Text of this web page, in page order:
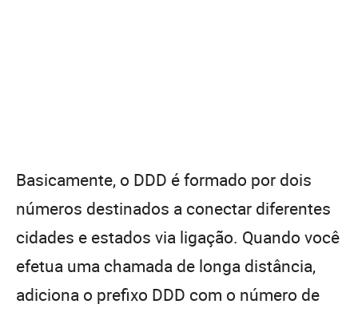
Basicamente, o DDD é formado por dois
números destinados a conectar diferentes
cidades e estados via ligação. Quando você
efetua uma chamada de longa distância,
adiciona o prefixo DDD com o número de